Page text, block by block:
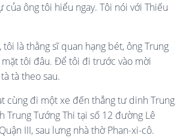
ông tôi hiểu ngay. Tôi nói với Thiếu
tôi là thằng sĩ quan hạng bét, ông Trung
tôi đâu. Để tôi đi trước vào mời
tà theo sau.
cùng đi một xe đến thẳng tư dinh Trung
Trung Tướng Thi tại số 12 đường Lê
III, sau lưng nhà thờ Phan-xi-cô.